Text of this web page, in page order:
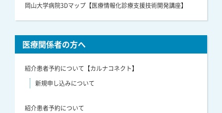
岡山大学病院3Dマップ【医療情報化診療支援技術開発講座】
医療関係者の方へ
紹介患者予約について【カルナコネクト】
新規申し込みについて
紹介患者予約について